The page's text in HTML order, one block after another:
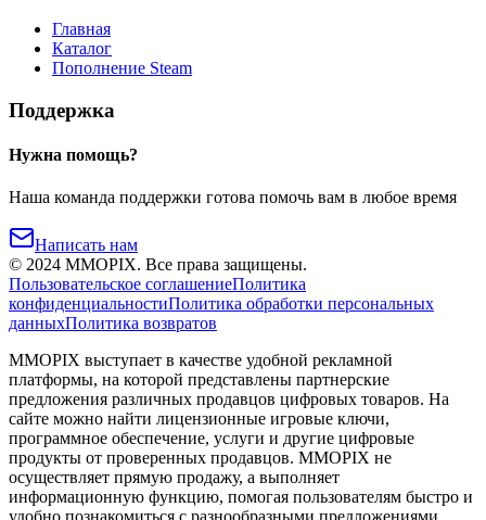
Главная
Каталог
Пополнение Steam
Поддержка
Нужна помощь?
Наша команда поддержки готова помочь вам в любое время
Написать нам
© 2024 MMOPIX. Все права защищены.
Пользовательское соглашениеПолитика
конфиденциальностиПолитика обработки персональных
данныхПолитика возвратов
MMOPIX выступает в качестве удобной рекламной
платформы, на которой представлены партнерские
предложения различных продавцов цифровых товаров. На
сайте можно найти лицензионные игровые ключи,
программное обеспечение, услуги и другие цифровые
продукты от проверенных продавцов. MMOPIX не
осуществляет прямую продажу, а выполняет
информационную функцию, помогая пользователям быстро и